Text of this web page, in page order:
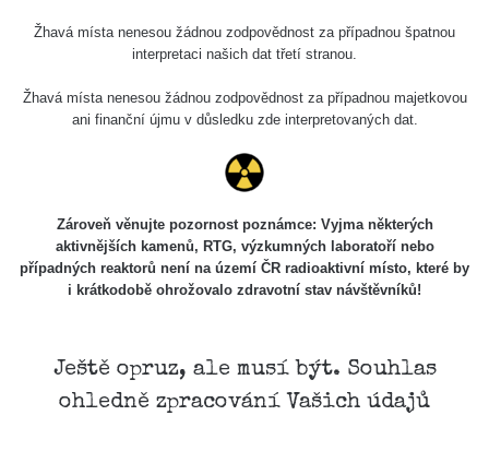
Aplikace pro prezentaci občanských měření
s potenciálně zvýšenou radioaktivitou.
Podpořte nás
Kontakt
Žhavá místa nenesou žádnou zodpovědnost za případnou špatnou
interpretaci našich dat třetí stranou.
Žhavá místa nenesou žádnou zodpovědnost za případnou majetkovou
ani finanční újmu v důsledku zde interpretovaných dat.
Zároveň věnujte pozornost poznámce: Vyjma některých
aktivnějších kamenů, RTG, výzkumných laboratoří nebo
případných reaktorů není na území ČR radioaktivní místo, které by
i krátkodobě ohrožovalo zdravotní stav návštěvníků!
Ještě opruz, ale musí být. Souhlas
ohledně zpracování Vašich údajů